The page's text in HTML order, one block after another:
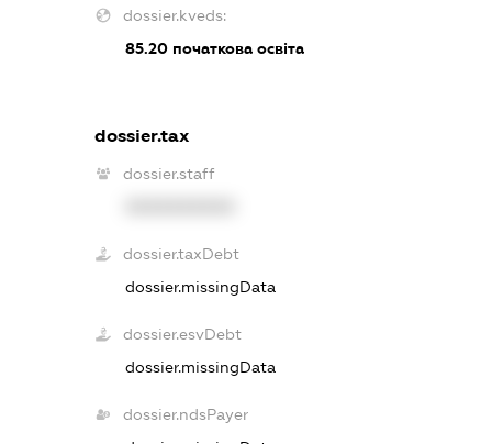
dossier.kveds:
85.20початкова освіта
dossier.tax
dossier.staff
dossier.taxDebt
dossier.missingData
dossier.esvDebt
dossier.missingData
dossier.ndsPayer